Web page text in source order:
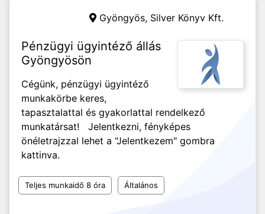
Gyöngyös, Silver Könyv Kft.
Pénzügyi ügyintéző állás
Gyöngyösön
Cégünk, pénzügyi ügyintéző
munkakörbe keres,
tapasztalattal és gyakorlattal rendelkező
munkatársat! Jelentkezni, fényképes
önéletrajzzal lehet a "Jelentkezem" gombra
kattinva.
Teljes munkaidő 8 óra Általános